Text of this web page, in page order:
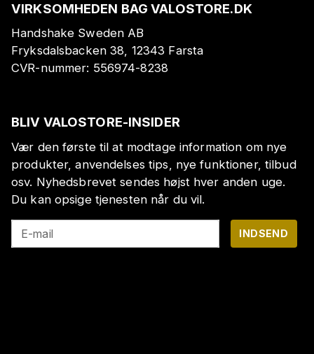
VIRKSOMHEDEN BAG VALOSTORE.DK
Handshake Sweden AB
Fryksdalsbacken 38, 12343 Farsta
CVR-nummer: 556974-8238
BLIV VALOSTORE-INSIDER
Vær den første til at modtage information om nye
produkter, anvendelses tips, nye funktioner, tilbud
osv. Nyhedsbrevet sendes højst hver anden uge.
Du kan opsige tjenesten når du vil.
E-mail INDSEND